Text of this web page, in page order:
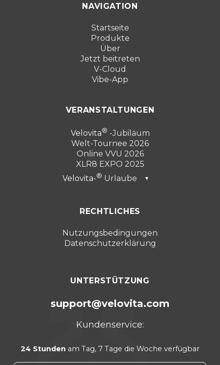
NAVIGATION
Startseite
Produkte
Über
Jetzt beitreten
V-Cloud
Vibe-App
VERANSTALTUNGEN
Velovita
-Jubiläum
Welt-Tournee 2026
Online VVU 2026
XLR8 EXPO 2025
Velovita-
Urlaube ▼
Türkei 2025
Punta Cana 2024
RECHTLICHES
Nutzungsbedingungen
Datenschutzerklärung
UNTERSTÜTZUNG
support@velovita.com
Kundenservice:
24 Stunden am Tag, 7 Tage die Woche verfügbar